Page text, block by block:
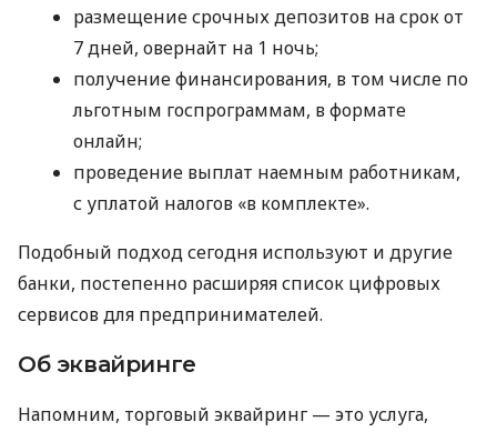
размещение срочных депозитов на срок от
7 дней, овернайт на 1 ночь;
получение финансирования, в том числе по
льготным госпрограммам, в формате
онлайн;
проведение выплат наемным работникам,
с уплатой налогов «в комплекте».
Подобный подход сегодня используют и другие
банки, постепенно расширяя список цифровых
сервисов для предпринимателей.
Об эквайринге
Напомним, торговый эквайринг — это услуга,